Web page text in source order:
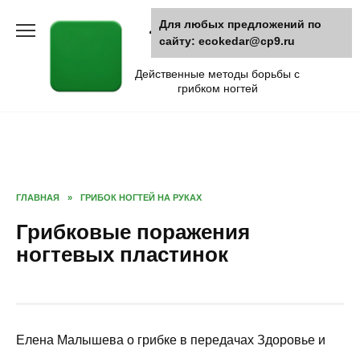
Лечение грибка
ногтей
Действенные методы борьбы с
грибком ногтей
ГЛАВНАЯ » ГРИБОК НОГТЕЙ НА РУКАХ
Грибковые поражения
ногтевых пластинок
Елена Малышева о грибке в передачах Здоровье и
Для любых предложений по
сайту: ecokedar@cp9.ru